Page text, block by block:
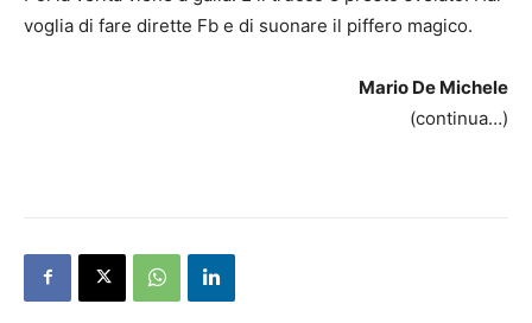
voglia di fare dirette Fb e di suonare il piffero magico.
Mario De Michele
(continua…)